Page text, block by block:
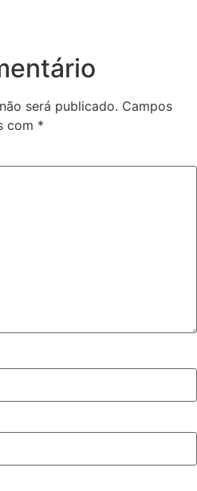
será publicado. Campos
com *